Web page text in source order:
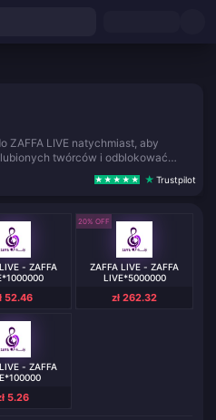
ZAFFA LIVE natychmiast, aby
twórców i odblokować
Trustpilot
- ZAFFA
52.46
20% OFF
ZAFFA LIVE - ZAFFA
LIVE*5000000
zł 262.32
- ZAFFA
5.26